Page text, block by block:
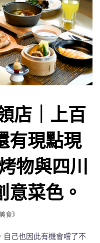
店｜上百
有現點現
物與四川
意菜色。
食》
自己也因此有機會嚐了不